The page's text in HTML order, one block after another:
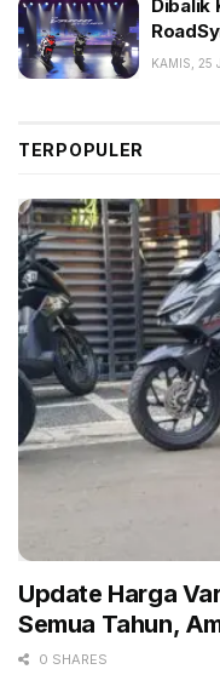
bahwa perubahan ini
dalam memenuhi
yang ingin tampil beda.
mereka yang
bagian dari gaya
yang baru ini, kami
lebih unik dan ikonik
mengekspresikan
sekaligus berani
Octa, Jumat (3/7/
Dibalik
KAMIS, 25
TERPOPULER
Update Harga
Semua Tahun,
0 SHARES